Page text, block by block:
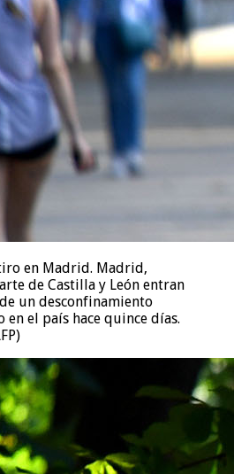
en Madrid. Madrid,
de Castilla y León entran
un desconfinamiento
el país hace quince días.